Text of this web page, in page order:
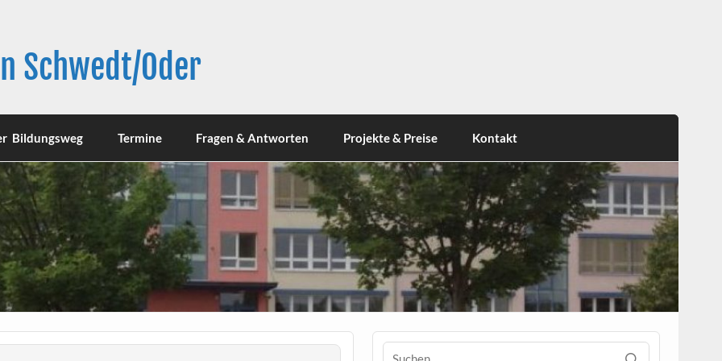
Schwedt/Oder
Bildungsweg Termine Fragen & Antworten Projekte & Preise Kontakt